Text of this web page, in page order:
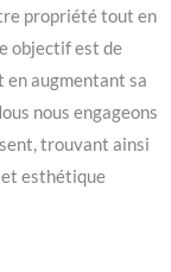
propriété tout en
objectif est de
augmentant sa
nous engageons
trouvant ainsi
esthétique